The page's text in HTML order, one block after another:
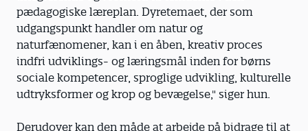
pædagogiske læreplan. Dyretemaet, der som
udgangspunkt handler om natur og
naturfænomener, kan i en åben, kreativ proces
indfri udviklings- og læringsmål inden for børns
sociale kompetencer, sproglige udvikling, kulturelle
udtryksformer og krop og bevægelse," siger hun.
Derudover kan den måde at arbejde på bidrage til at